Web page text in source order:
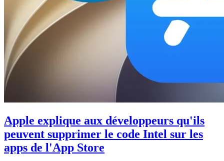
Apple explique aux développeurs qu'ils
peuvent supprimer le code Intel sur les
apps de l'App Store